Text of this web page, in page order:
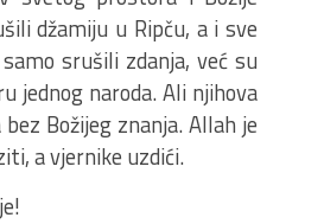
džamiju u Ripču, a i sve
srušili zdanja, već su
jednog naroda. Ali njihova
Božijeg znanja. Allah je
a vjernike uzdići.